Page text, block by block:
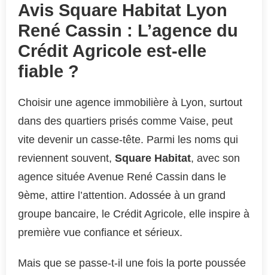
Avis Square Habitat Lyon
René Cassin : L’agence du
Crédit Agricole est-elle
fiable ?
Choisir une agence immobilière à Lyon, surtout
dans des quartiers prisés comme Vaise, peut
vite devenir un casse-tête. Parmi les noms qui
reviennent souvent, Square Habitat, avec son
agence située Avenue René Cassin dans le
9ème, attire l’attention. Adossée à un grand
groupe bancaire, le Crédit Agricole, elle inspire à
première vue confiance et sérieux.
Mais que se passe-t-il une fois la porte poussée